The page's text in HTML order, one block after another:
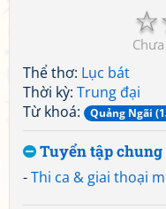
☆
Thể thơ: Lục bát
Thời kỳ: Trung đại
Từ khoá:
Quảng Ngãi
Tuyển tập chung
-Thi ca & giai thoại